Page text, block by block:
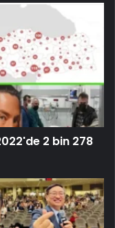
2 bin 278